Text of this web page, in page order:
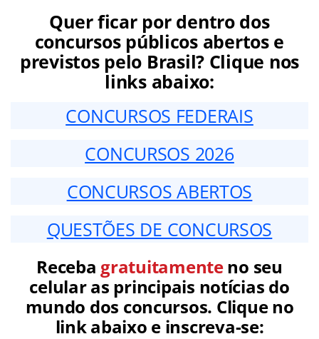
Quer ficar por dentro dos
concursos públicos abertos e
previstos pelo Brasil? Clique nos
links abaixo:
CONCURSOS FEDERAIS
CONCURSOS 2026
CONCURSOS ABERTOS
QUESTÕES DE CONCURSOS
Receba gratuitamenteno seu
celular as principais notícias do
mundo dos concursos. Clique no
link abaixo e inscreva-se: